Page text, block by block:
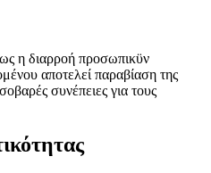
η διαρροή προσωπικϋν
αποτελεί παραβίαση της
συνέπειες για τους